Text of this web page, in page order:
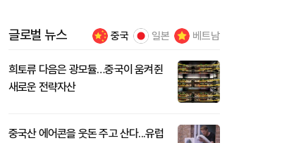
글로벌 뉴스 중국 일본 베트남
희토류 다음은 광모듈…중국이 움켜쥔
새로운 전략자산
중국산 에어콘을 웃돈 주고 산다...유럽